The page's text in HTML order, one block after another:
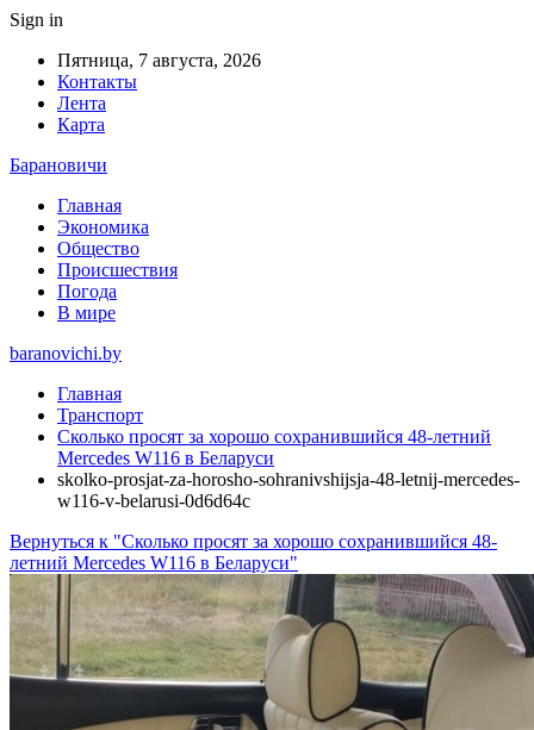
Sign in
Пятница, 7 августа, 2026
Контакты
Лента
Карта
Барановичи
Главная
Экономика
Общество
Происшествия
Погода
В мире
baranovichi.by
Главная
Транспорт
Сколько просят за хорошо сохранившийся 48-летний
Mercedes W116 в Беларуси
skolko-prosjat-za-horosho-sohranivshijsja-48-letnij-mercedes-
w116-v-belarusi-0d6d64c
Вернуться к "Сколько просят за хорошо сохранившийся 48-
летний Mercedes W116 в Беларуси"